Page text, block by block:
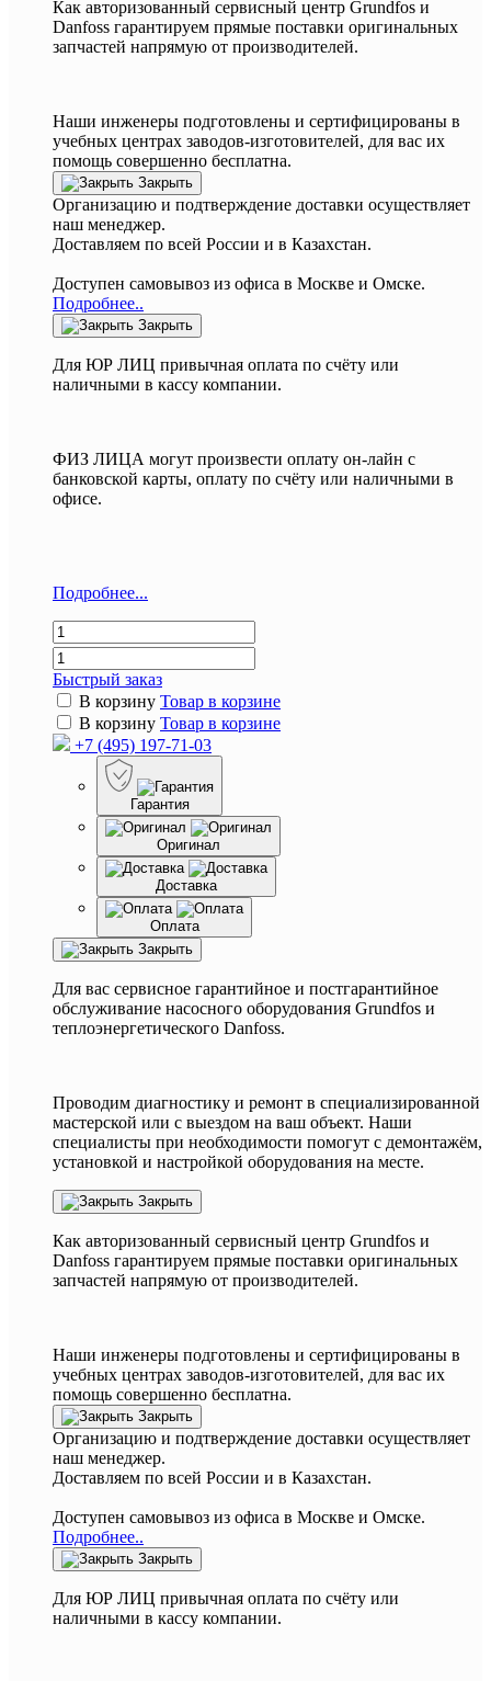
Как авторизованный сервисный центр Grundfos и
Danfoss гарантируем прямые поставки оригинальных
запчастей напрямую от производителей.
Наши инженеры подготовлены и сертифицированы в
учебных центрах заводов-изготовителей, для вас их
помощь совершенно бесплатна.
Закрыть
Организацию и подтверждение доставки осуществляет
наш менеджер.
Доставляем по всей России и в Казахстан.
Доступен самовывоз из офиса в Москве и Омске.
Подробнее..
Закрыть
Для ЮР ЛИЦ привычная оплата по счёту или
наличными в кассу компании.
ФИЗ ЛИЦА могут произвести оплату он-лайн с
банковской карты, оплату по счёту или наличными в
офисе.
Подробнее...
Быстрый заказ
В корзину Товар в корзине
В корзину Товар в корзине
+7 (495) 197-71-03
Гарантия
Оригинал
Доставка
Оплата
Закрыть
Для вас сервисное гарантийное и постгарантийное
обслуживание насосного оборудования Grundfos и
теплоэнергетического Danfoss.
Проводим диагностику и ремонт в специализированной
мастерской или с выездом на ваш объект. Наши
специалисты при необходимости помогут с демонтажём,
установкой и настройкой оборудования на месте.
Закрыть
Как авторизованный сервисный центр Grundfos и
Danfoss гарантируем прямые поставки оригинальных
запчастей напрямую от производителей.
Наши инженеры подготовлены и сертифицированы в
учебных центрах заводов-изготовителей, для вас их
помощь совершенно бесплатна.
Закрыть
Организацию и подтверждение доставки осуществляет
наш менеджер.
Доставляем по всей России и в Казахстан.
Доступен самовывоз из офиса в Москве и Омске.
Подробнее..
Закрыть
Для ЮР ЛИЦ привычная оплата по счёту или
наличными в кассу компании.